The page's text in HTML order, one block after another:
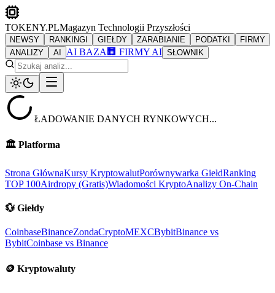
TOKENY.PLMagazyn Technologii Przyszłości
NEWSY RANKINGI GIEŁDY ZARABIANIE PODATKI
FIRMY
ANALIZY
AI AI BAZA 🏢 FIRMY AI SŁOWNIK
ŁADOWANIE DANYCH RYNKOWYCH...
🏛️ Platforma
Strona GłównaKursy KryptowalutPorównywarka GiełdRanking
TOP 100Airdropy (Gratis)Wiadomości KryptoAnalizy On-Chain
💱 Giełdy
CoinbaseBinanceZondaCryptoMEXCBybitBinance vs
BybitCoinbase vs Binance
🪙 Kryptowaluty